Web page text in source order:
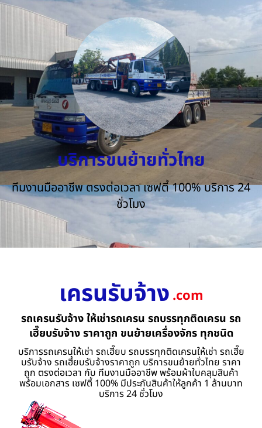
บริการขนย้ายทั่วไทย
ทีมงานมืออาชีพ ตรงต่อเวลา เซฟตี้ 100% บริการ 24
ชั่วโมง
เครนรับจ้าง .com
รถเครนรับจ้าง ให้เช่ารถเครน รถบรรทุกติดเครน รถ
เฮี๊ยบรับจ้าง ราคาถูก ขนย้ายเครื่องจักร ทุกชนิด
บริการรถเครนให้เช่า รถเฮี๊ยบ รถบรรทุกติดเครนให้เช่า รถเฮี๊ย
บรับจ้าง รถเฮี้ยบรับจ้างราคาถูก บริการขนย้ายทั่วไทย ราคา
ถูก ตรงต่อเวลา กับ ทีมงานมืออาชีพ พร้อมผ้าใบคลุมสินค้า
พร้อมเอกสาร เซฟตี้ 100% มีประกันสินค้าให้ลูกค้า 1 ล้านบาท
บริการ 24 ชั่วโมง